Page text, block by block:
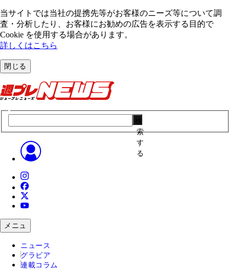
当サイトでは当社の提携先等がお客様のニーズ等について調
査・分析したり、お客様にお勧めの広告を表⽰する⽬的で
Cookie を使⽤する場合があります。
詳しくはこちら
閉じる
索
す
る
メニュ
ニュース
グラビア
連載コラム